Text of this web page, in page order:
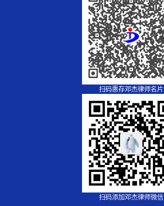
扫码惠存邓杰律师名片
扫码添加邓杰律师微信